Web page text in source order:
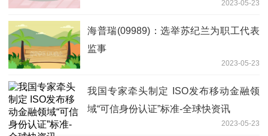
2023-05-23
海普瑞(09989)：选举苏纪兰为职工代表
监事
2023-05-23
我国专家牵头制定 ISO发布移动金融领
域“可信身份认证”标准-全球快资讯
2023-05-23